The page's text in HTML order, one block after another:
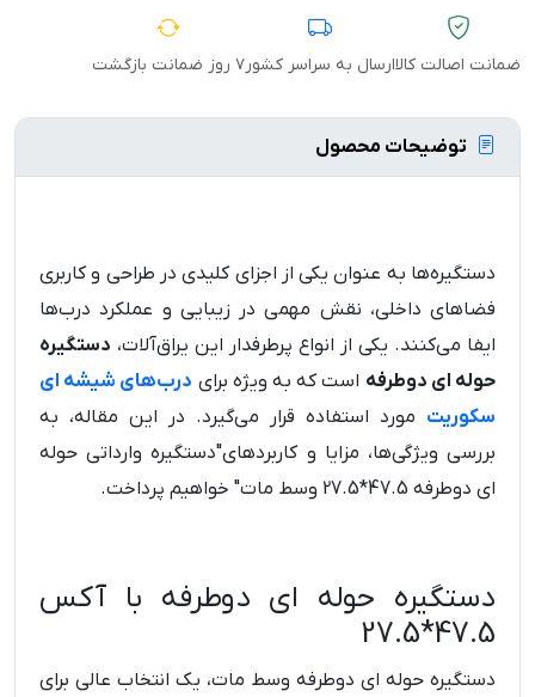
ضمانت اصالت کالاارسال به سراسر کشور۷ روز ضمانت بازگشت
توضیحات محصول
دستگیره‌ها به عنوان یکی از اجزای کلیدی در طراحی و کاربری
فضاهای داخلی، نقش مهمی در زیبایی و عملکرد درب‌ها
ایفا می‌کنند. یکی از انواع پرطرفدار این یراق‌آلات، دستگیره
حوله ای دوطرفه است که به ویژه برای درب‌های شیشه ای
سکوریت مورد استفاده قرار می‌گیرد. در این مقاله، به
بررسی ویژگی‌ها، مزایا و کاربردهای"دستگیره وارداتی حوله
ای دوطرفه 47.5*27.5 وسط مات" خواهیم پرداخت.
دستگیره حوله ای دوطرفه با آکس
47.5*27.5
دستگیره حوله ای دوطرفه وسط مات، یک انتخاب عالی برای